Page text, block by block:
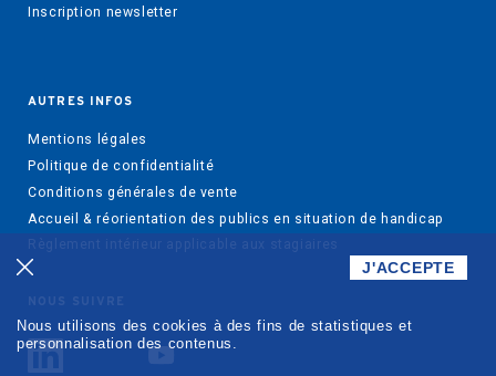
Inscription newsletter
AUTRES INFOS
Mentions légales
Politique de confidentialité
Conditions générales de vente
Accueil & réorientation des publics en situation de handicap
Règlement intérieur applicable aux stagiaires
NOUS SUIVRE
Nous utilisons des cookies à des fins de statistiques et
personnalisation des contenus.
J'ACCEPTE